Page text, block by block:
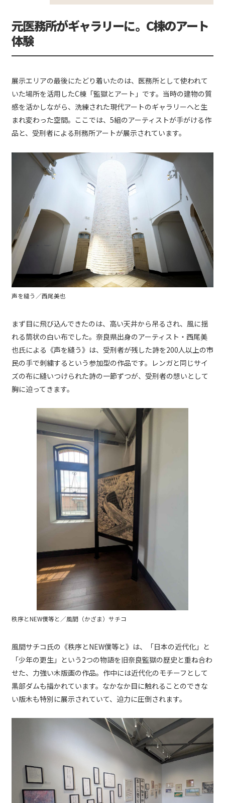
元医務所がギャラリーに。C棟のアート
体験
展示エリアの最後にたどり着いたのは、医務所として使われて
いた場所を活用したC棟「監獄とアート」です。当時の建物の質
感を活かしながら、洗練された現代アートのギャラリーへと生
まれ変わった空間。ここでは、5組のアーティストが手がける作
品と、受刑者による刑務所アートが展示されています。
声を縫う／西尾美也
まず目に飛び込んできたのは、高い天井から吊るされ、風に揺
れる筒状の白い布でした。奈良県出身のアーティスト・西尾美
也氏による《声を縫う》は、受刑者が残した詩を200人以上の市
民の手で刺繍するという参加型の作品です。レンガと同じサイ
ズの布に縫いつけられた詩の一節ずつが、受刑者の想いとして
胸に迫ってきます。
秩序とNEW僕等と／風間（かざま）サチコ
風間サチコ氏の《秩序とNEW僕等と》は、「日本の近代化」と
「少年の更生」という2つの物語を旧奈良監獄の歴史と重ね合わ
せた、力強い木版画の作品。作中には近代化のモチーフとして
黒部ダムも描かれています。なかなか目に触れることのできな
い版木も特別に展示されていて、迫力に圧倒されます。